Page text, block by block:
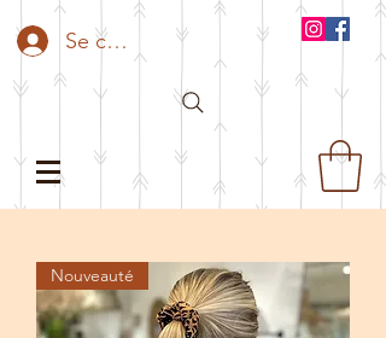
Se connecter
Nouveauté